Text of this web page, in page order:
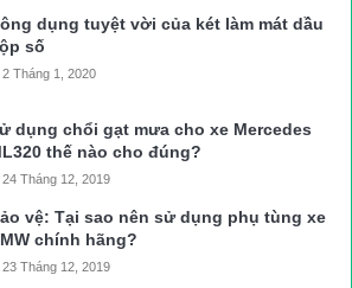
gặp rất nhiều khó khăn.
dụng tuyệt vời của két làm mát dầu
số
2 Tháng 1, 2020
dụng chổi gạt mưa cho xe Mercedes
thế nào cho đúng?
24 Tháng 12, 2019
vệ: Tại sao nên sử dụng phụ tùng xe
chính hãng?
23 Tháng 12, 2019